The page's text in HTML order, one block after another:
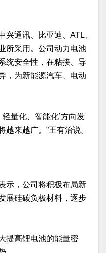
兴通讯、比亚迪、ATL、
所采用。公司动力电池
统安全性，在粘接、导
，为新能源汽车、电动
量化、智能化’方向发
来越广。”王有治说。
示，公司将积极布局新
展硅碳负极材料，逐步
提高锂电池的能量密